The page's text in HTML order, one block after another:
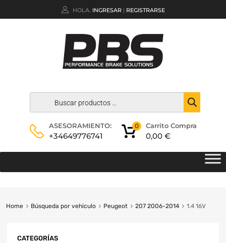
HOLA. INGRESAR | REGISTRARSE
ASESORAMIENTO:
+34649776741
Carrito Compra
0,00 €
0
Home Búsqueda por vehiculo Peugeot 207 2006-2014 1.4 16V
CATEGORÍAS